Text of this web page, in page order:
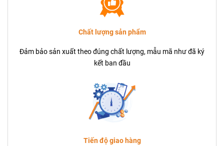
Chất lượng sản phẩm
Đảm bảo sản xuất theo đúng chất lượng, mẫu mã như đã ký
kết ban đầu
Tiến độ giao hàng